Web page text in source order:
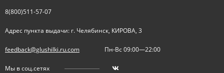
8(800)511-57-07
Адрес пункта выдачи: г. Челябинск, КИРОВА, 3
feedback@glushilki.ru.com Пн-Вс 09:00—22:00
Мы в соц.сетях